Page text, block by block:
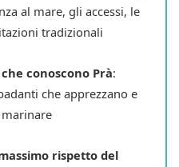
al mare, gli accessi, le
tradizionali
conoscono Prà:
che apprezzano e
rispetto del